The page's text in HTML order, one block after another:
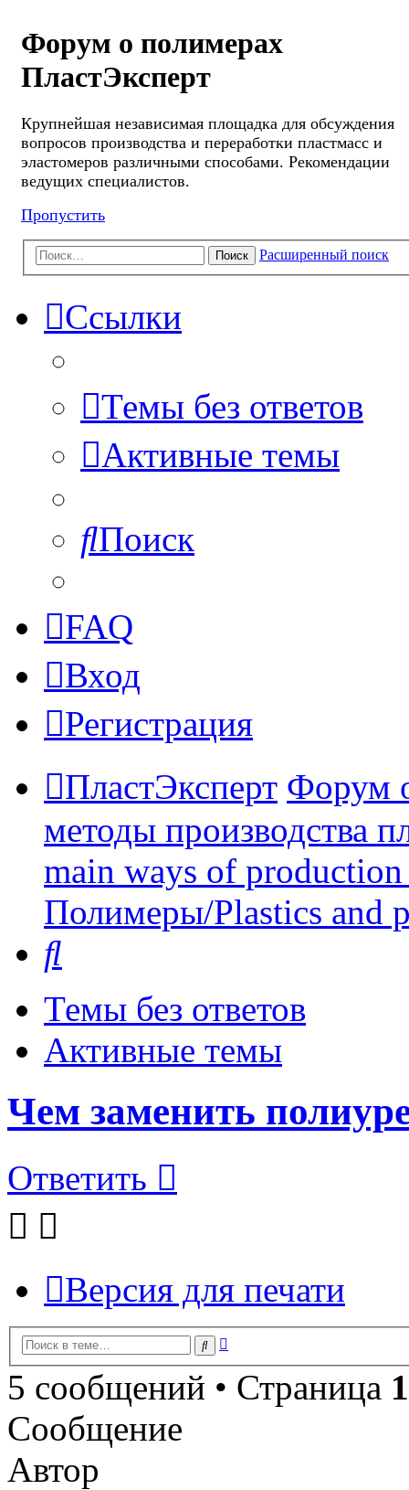
Форум о полимерах
ПластЭксперт
Крупнейшая независимая площадка для обсуждения
вопросов производства и переработки пластмасс и
эластомеров различными способами. Рекомендации
ведущих специалистов.
Пропустить
Поиск Расширенный поиск
Ссылки
Темы без ответов
Активные темы
Поиск
FAQ
Вход
Регистрация
ПластЭксперт Форум
методы производства
main ways of
Полимеры/Plastics and
Темы без ответов
Активные темы
Чем заменить
Ответить
Версия для печати
Поиск
5 сообщений • Страница 1
Сообщение
Автор